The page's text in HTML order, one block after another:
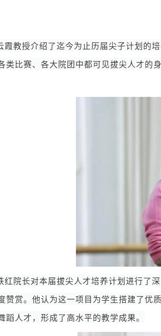
霞教授介绍了迄今为止历届尖子计划的
类比赛、各大院团中都可见拔尖人才的
红院长对本届拔尖人才培养计划进行了
赞赏。他认为这一项目为学生搭建了优
蹈人才，形成了高水平的教学成果。